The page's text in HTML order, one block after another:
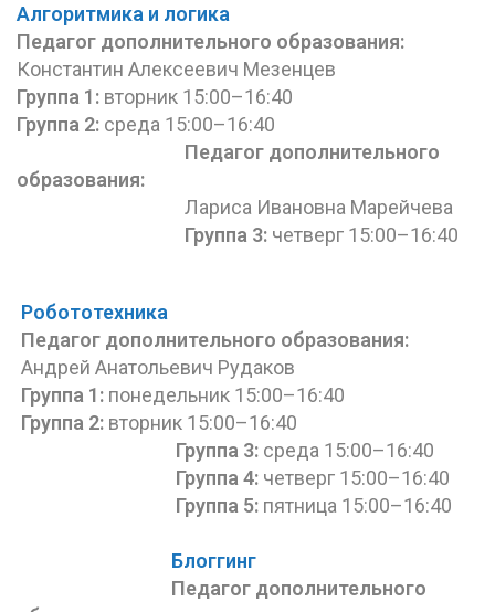
Алгоритмика и логика
Педагог дополнительного образования:
Константин Алексеевич Мезенцев
Группа 1: вторник 15:00–16:40
Группа 2: среда 15:00–16:40
Педагог дополнительного
образования:
Лариса Ивановна Марейчева
Группа 3: четверг 15:00–16:40
Робототехника
Педагог дополнительного образования:
Андрей Анатольевич Рудаков
Группа 1: понедельник 15:00–16:40
Группа 2: вторник 15:00–16:40
Группа 3: среда 15:00–16:40
Группа 4: четверг 15:00–16:40
Группа 5: пятница 15:00–16:40
Блоггинг
Педагог дополнительного